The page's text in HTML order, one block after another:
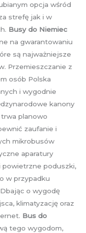
opcja wśród
strefę jak i w
Busy do Niemiec
na gwarantowaniu
są najważniejsze
Przemieszczanie z
osób Polska
i wygodnie
kanony
planowo
zaufanie i
mikrobusów
aparatury
powietrzne poduszki,
w przypadku
o wygodę
klimatyzację oraz
Bus do
tego wygodom,